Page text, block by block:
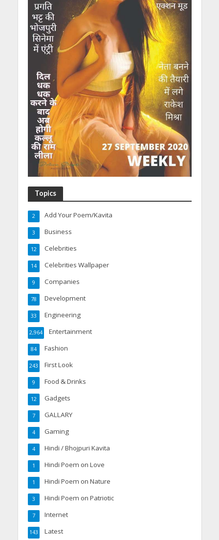
Topics
Add Your Poem/Kavita
2
Business
3
Celebrities
12
Celebrities Wallpaper
14
Companies
9
Development
78
Engineering
33
Entertainment
2,964
Fashion
84
First Look
243
Food & Drinks
9
Gadgets
12
GALLARY
7
Gaming
4
Hindi / Bhojpuri Kavita
4
Hindi Poem on Love
1
Hindi Poem on Nature
1
Hindi Poem on Patriotic
3
Internet
7
Latest
143